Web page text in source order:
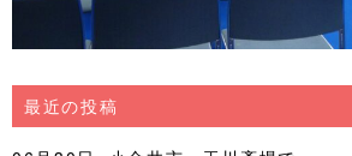
最近の投稿